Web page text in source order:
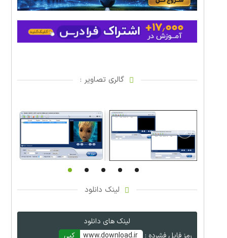
گالری تصاویر :
لینک دانلود
لینک های دانلود
رمز فایل فشرده :
www.download.ir کپی